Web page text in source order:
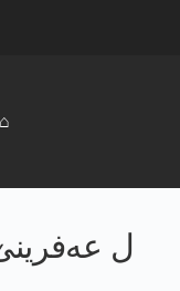
⌂
ل